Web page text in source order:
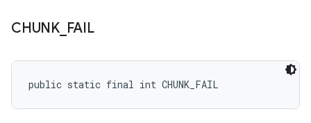
CHUNK_ FAIL
public static final int CHUNK_FAIL